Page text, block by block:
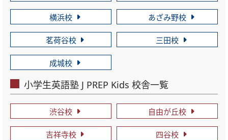
横浜校 あざみ野校
茗荷谷校 三田校
成城校
小学生英語塾 J PREP Kids 校舎一覧
渋谷校 自由が丘校
吉祥寺校 四谷校